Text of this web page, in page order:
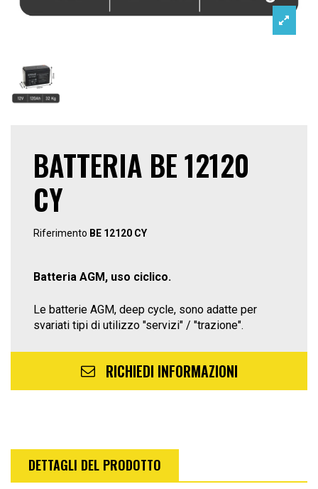
BATTERIA BE 12120
CY
Riferimento BE 12120 CY
Batteria AGM, uso ciclico.
Le batterie AGM, deep cycle, sono adatte per
svariati tipi di utilizzo "servizi" / "trazione".
RICHIEDI INFORMAZIONI
DETTAGLI DEL PRODOTTO